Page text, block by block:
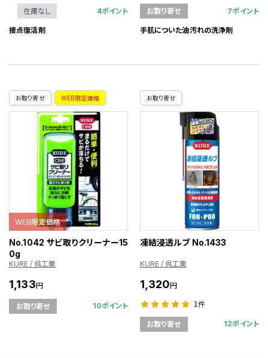
在庫なし 4ポイント
接点復活剤
お取り寄せ 7ポイント
手肌についた油汚れの洗浄剤
お取り寄せ WEB限定価格
WEB限定価格
No.1042 サビ取りクリーナー15
0g
KURE / 呉工業
1,133円
お取り寄せ 10ポイント
お取り寄せ
凍結浸透ルブ No.1433
KURE / 呉工業
1,320円
1件
お取り寄せ 12ポイント